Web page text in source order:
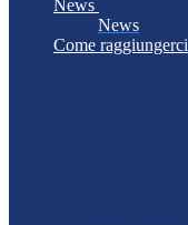
News
News
Come raggiungerci